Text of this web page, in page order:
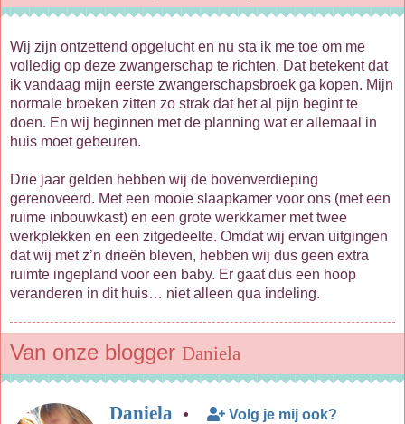
Wij zijn ontzettend opgelucht en nu sta ik me toe om me
volledig op deze zwangerschap te richten. Dat betekent dat
ik vandaag mijn eerste zwangerschapsbroek ga kopen. Mijn
normale broeken zitten zo strak dat het al pijn begint te
doen. En wij beginnen met de planning wat er allemaal in
huis moet gebeuren.
Drie jaar gelden hebben wij de bovenverdieping
gerenoveerd. Met een mooie slaapkamer voor ons (met een
ruime inbouwkast) en een grote werkkamer met twee
werkplekken en een zitgedeelte. Omdat wij ervan uitgingen
dat wij met z’n drieën bleven, hebben wij dus geen extra
ruimte ingepland voor een baby. Er gaat dus een hoop
veranderen in dit huis… niet alleen qua indeling.
Van onze blogger Daniela
Daniela •
Volg je mij ook?